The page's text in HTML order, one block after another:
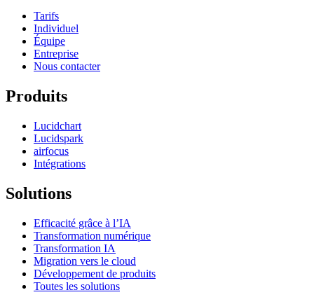
Tarifs
Individuel
Équipe
Entreprise
Nous contacter
Produits
Lucidchart
Lucidspark
airfocus
Intégrations
Solutions
Efficacité grâce à l’IA
Transformation numérique
Transformation IA
Migration vers le cloud
Développement de produits
Toutes les solutions